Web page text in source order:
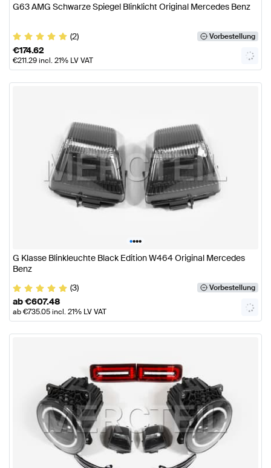
G63 AMG Schwarze Spiegel Blinklicht Original Mercedes Benz
(2) Vorbestellung
€174.62
€211.29incl. 21% LV VAT
••••
G Klasse Blinkleuchte Black Edition W464 Original Mercedes
Benz
(3)
Vorbestellung
ab€607.48
ab€735.05incl. 21% LV VAT